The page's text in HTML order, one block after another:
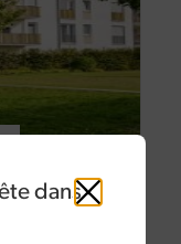
Fermer
dans